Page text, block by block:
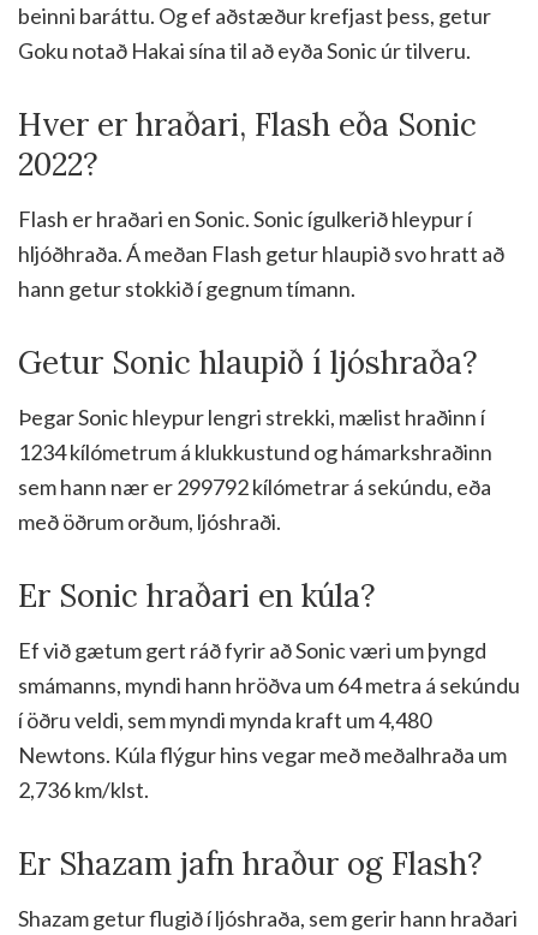
beinni baráttu. Og ef aðstæður krefjast þess, getur
Goku notað Hakai sína til að eyða Sonic úr tilveru.
Hver er hraðari, Flash eða Sonic
2022?
Flash er hraðari en Sonic. Sonic ígulkerið hleypur í
hljóðhraða. Á meðan Flash getur hlaupið svo hratt að
hann getur stokkið í gegnum tímann.
Getur Sonic hlaupið í ljóshraða?
Þegar Sonic hleypur lengri strekki, mælist hraðinn í
1234 kílómetrum á klukkustund og hámarkshraðinn
sem hann nær er 299792 kílómetrar á sekúndu, eða
með öðrum orðum, ljóshraði.
Er Sonic hraðari en kúla?
Ef við gætum gert ráð fyrir að Sonic væri um þyngd
smámanns, myndi hann hröðva um 64 metra á sekúndu
í öðru veldi, sem myndi mynda kraft um 4,480
Newtons. Kúla flýgur hins vegar með meðalhraða um
2,736 km/klst.
Er Shazam jafn hraður og Flash?
Shazam getur flugið í ljóshraða, sem gerir hann hraðari